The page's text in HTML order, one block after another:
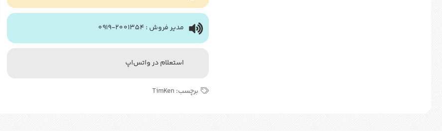
مدیر فروش : 2001354-0919
استعلام در واتس‌اپ
برچسب: TimKen